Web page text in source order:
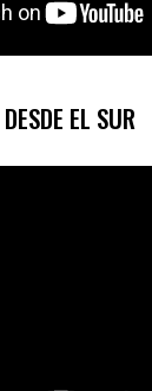
EL SUR